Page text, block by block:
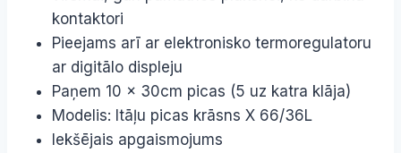
kontaktori
Pieejams arī ar elektronisko termoregulatoru
ar digitālo displeju
Paņem 10 x 30cm picas (5 uz katra klāja)
Modelis: Itāļu picas krāsns X 66/36L
Iekšējais apgaismojums